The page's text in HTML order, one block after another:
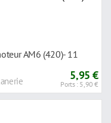
AM6 (420)- 11
5,95 €
Ports : 5,90 €